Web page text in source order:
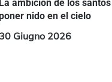
La ambición de los
nido en el cielo
30 Giugno 2026